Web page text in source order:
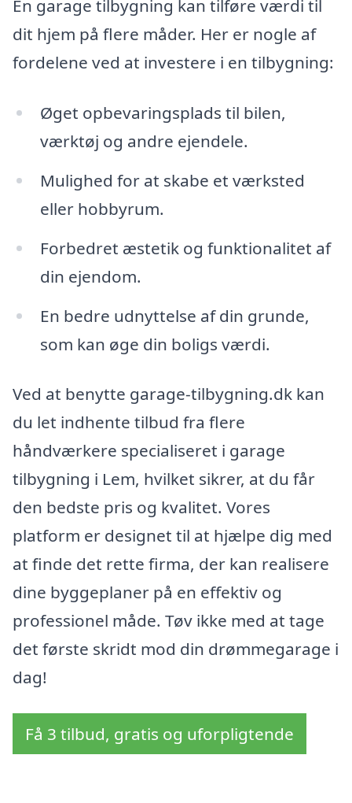
En garage tilbygning kan tilføre værdi til
dit hjem på flere måder. Her er nogle af
fordelene ved at investere i en tilbygning:
Øget opbevaringsplads til bilen,
værktøj og andre ejendele.
Mulighed for at skabe et værksted
eller hobbyrum.
Forbedret æstetik og funktionalitet af
din ejendom.
En bedre udnyttelse af din grunde,
som kan øge din boligs værdi.
Ved at benytte garage-tilbygning.dk kan
du let indhente tilbud fra flere
håndværkere specialiseret i garage
tilbygning i Lem, hvilket sikrer, at du får
den bedste pris og kvalitet. Vores
platform er designet til at hjælpe dig med
at finde det rette firma, der kan realisere
dine byggeplaner på en effektiv og
professionel måde. Tøv ikke med at tage
det første skridt mod din drømmegarage i
dag!
Få 3 tilbud, gratis og uforpligtende